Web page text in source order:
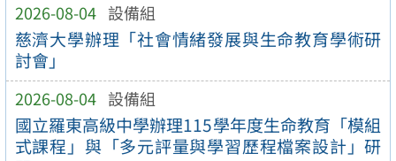
2026-08-04 設備組
慈濟大學辦理「社會情緒發展與生命教育學術研
討會」
2026-08-04 設備組
國立羅東高級中學辦理115學年度生命教育「模組
式課程」與「多元評量與學習歷程檔案設計」研